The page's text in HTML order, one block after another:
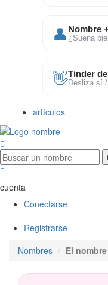
👤 Nombre
¿Suena
👋Tinder
Desliza sí
artículos
cuenta
Conectarse
Registrarse
Nombres
El